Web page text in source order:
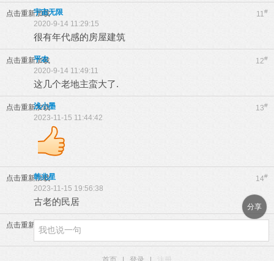
分享
点击重新加载 11 #
宇宙无限
2020-9-14 11:29:15
很有年代感的房屋建筑
点击重新加载 12#
平农
2020-9-14 11:49:11
这几个老地主蛮大了.
点击重新加载 13#
浅小墨
2023-11-15 11:44:42
点击重新加载 14#
韩兆星
2023-11-15 19:56:38
古老的民居
点击重新加载